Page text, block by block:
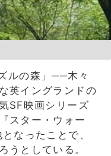
ルの森」──木々
英イングランドの
SF映画シリーズ
スター・ウォー
なったことで、
うとしている。